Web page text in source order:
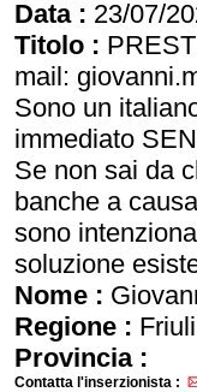
Data : 23/07/
Titolo :
mail:
Sono un
immediato
Se non sai da
banche a
sono
soluzione
Nome :
Regione :
Provincia :
Contatta l'inserzionista :